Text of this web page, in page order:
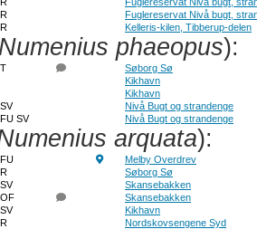
R
Fuglereservat Nivå bugt,
R Kelleris-kilen, Tibberup-delen
Numenius phaeopus):
T
Søborg Sø
Kikhavn
Kikhavn
SV
Nivå Bugt og strandenge
FU SV Nivå Bugt og strandenge
arquata):
FU
Melby Overdrev
R
Søborg Sø
SV
Skansebakken
OF
Skansebakken
SV
Kikhavn
R Nordskovsengene Syd